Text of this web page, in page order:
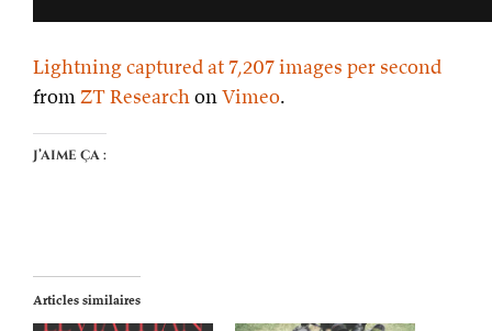
Lightning captured at 7,207 images per second
fromZT ResearchonVimeo.
J’aime ça :
Articles similaires